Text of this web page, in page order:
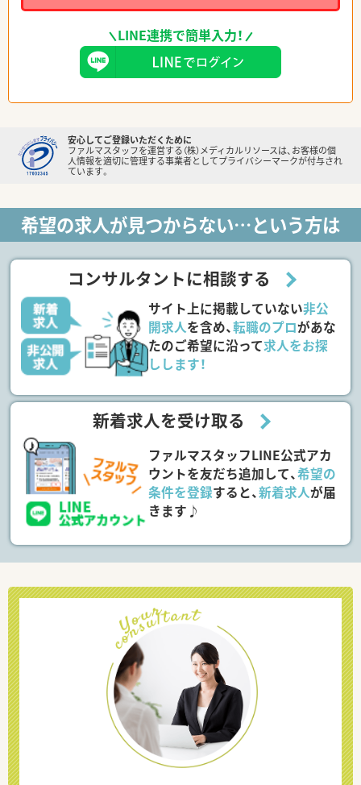
LINE連携で簡単入力！
安心してご登録いただくために
ファルマスタッフを運営する（株）メディカルリソースは、お客様の個
人情報を適切に管理する事業者としてプライバシーマークが付与され
ています。
希望の求人が見つからない…という方は
コンサルタントに相談する
サイト上に掲載していない非公
開求人を含め、転職のプロがあな
たのご希望に沿って求人をお探
しします！
新着求人を受け取る
ファルマスタッフLINE公式アカ
ウントを友だち追加して、希望の
条件を登録すると、新着求人が届
きます♪